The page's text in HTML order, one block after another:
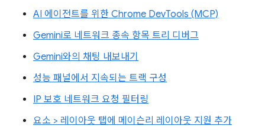
AI 에이전트를 위한 Chrome DevTools (MCP)
Gemini로 네트워크 종속 항목 트리 디버그
Gemini와의 채팅 내보내기
성능 패널에서 지속되는 트랙 구성
IP 보호 네트워크 요청 필터링
요소 > 레이아웃 탭에 메이슨리 레이아웃 지원 추가